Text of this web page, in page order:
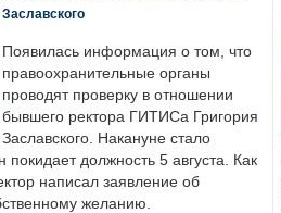
Появилась информация о том, что
правоохранительные органы
проводят проверку в отношении
бывшего ректора ГИТИСа Григория
Заславского. Накануне стало
покидает должность 5 августа. Как
написал заявление об
желанию.